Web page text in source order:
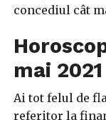
concediul cât
mai
Ai tot felul de
referitor la